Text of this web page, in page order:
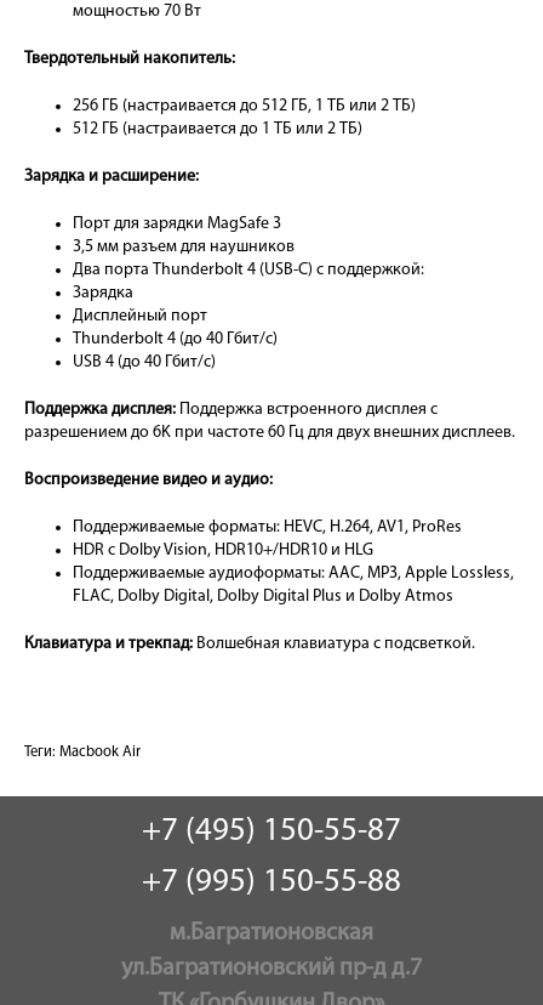
мощностью 70 Вт
Твердотельный накопитель:
256 ГБ (настраивается до 512 ГБ, 1 ТБ или 2 ТБ)
512 ГБ (настраивается до 1 ТБ или 2 ТБ)
Зарядка и расширение:
Порт для зарядки MagSafe 3
3,5 мм разъем для наушников
Два порта Thunderbolt 4 (USB-C) с поддержкой:
Зарядка
Дисплейный порт
Thunderbolt 4 (до 40 Гбит/с)
USB 4 (до 40 Гбит/с)
Поддержка дисплея: Поддержка встроенного дисплея с
разрешением до 6K при частоте 60 Гц для двух внешних дисплеев.
Воспроизведение видео и аудио:
Поддерживаемые форматы: HEVC, H.264, AV1, ProRes
HDR с Dolby Vision, HDR10+/HDR10 и HLG
Поддерживаемые аудиоформаты: AAC, MP3, Apple Lossless,
FLAC, Dolby Digital, Dolby Digital Plus и Dolby Atmos
Клавиатура и трекпад: Волшебная клавиатура с подсветкой.
Теги: Macbook Air
+7 (495) 150-55-87
+7 (995) 150-55-88
м.Багратионовская
ул.Багратионовский пр-д д.7